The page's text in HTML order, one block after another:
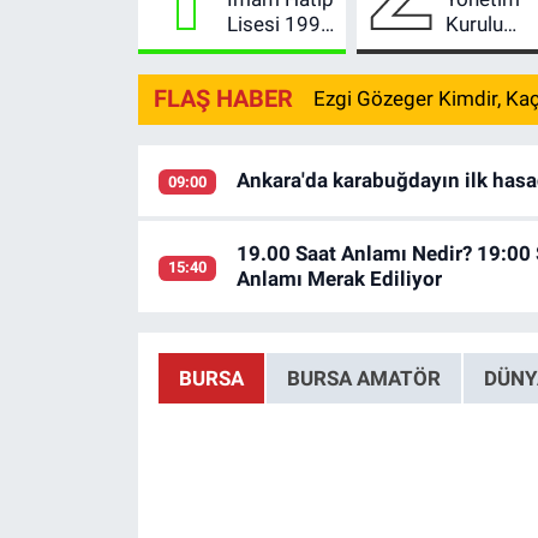
Lisesi 1994
Mezunları
Kestel'de
Buluştu
Kurulu
Başkanı
İbrahim
Burkay:
“Bursa,
Türkiye’yi
Edecek”
FLAŞ HABER Ezgi Gözeger Kimdir,
09:00 Ankara'da karabuğdayın ilk
15:40
19.00 Saat Anlamı Nedir?
Anlamı Merak Ediliyor
BURSA BURSA AMATÖR